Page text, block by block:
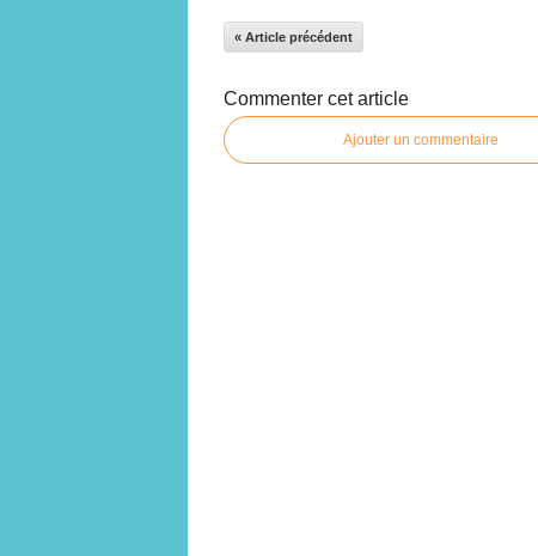
« Article précédent
Commenter cet article
Ajouter un commentaire